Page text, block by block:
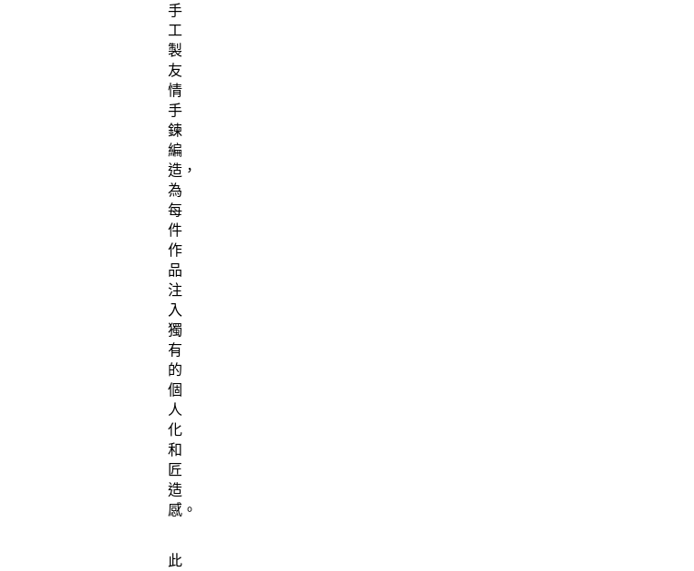
手
工
製
友
情
手
鍊
編
造，
為
每
件
作
品
注
入
獨
有
的
個
人
化
和
匠
造
感。
此